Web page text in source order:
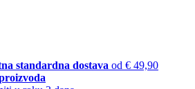
standardna dostava od € 49,90